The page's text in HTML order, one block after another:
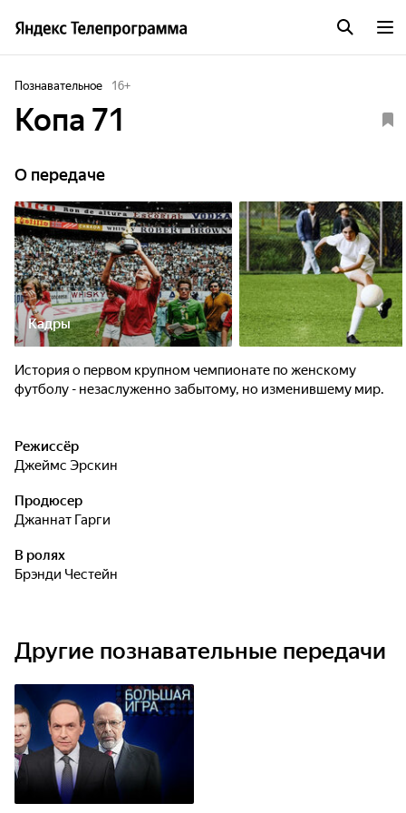
Познавательное 16+
Копа 71
О передаче
Кадры
История о первом крупном чемпионате по женскому
футболу - незаслуженно забытому, но изменившему мир.
Режиссёр
Джеймс Эрскин
Продюсер
Джаннат Гарги
В ролях
Брэнди Честейн
Другие познавательные передачи